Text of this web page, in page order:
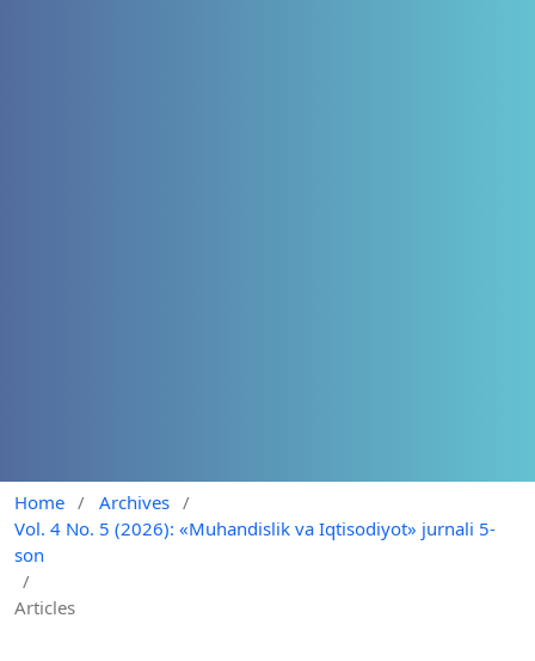
Home / Archives /
Vol. 4 No. 5 (2026): «Muhandislik va Iqtisodiyot» jurnali 5-
son
/
Articles